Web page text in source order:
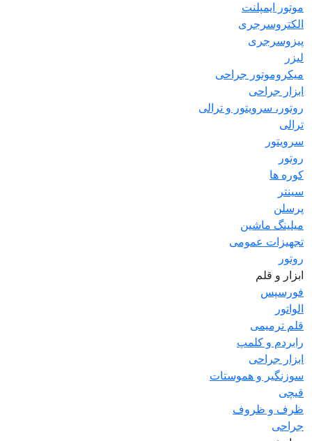
موتور ایمپلنت
الکتروسرجری
پیزوسرجری
لیزر
میکروموتور جراحی
ابزار جراحی
روتور، سرویتور و ترالی
ترالی
سرویتور
روتور
کوره ها
سینتر
پرسلن
میلینگ ماشین
تجهیزات عمومی
روتور
ابزار و قلم
فورسپس
الواتور
قلم ترمیمی
رابردم و کلمپ
ابزار جراحی
سوزنگیر و هموستات
قیچی
ظرف و ظروف
جراحی